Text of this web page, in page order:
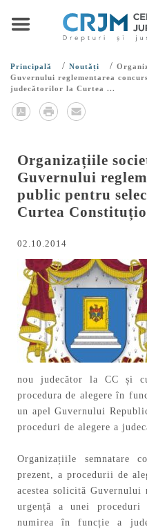
Principală / Noutăți /
Guvernului reglementarea
judecătorilor la Curtea ...
Organizațiile
Guvernului
public pentru
Curtea
02.10.2014
nou judecător la CC și
procedura de alegere în
un apel Guvernului
proceduri de alegere a
Organizațiile semnatare
prezent, a procedurii de
acestea solicită Guvernului
urgență a unei proceduri
numirea în funcție a